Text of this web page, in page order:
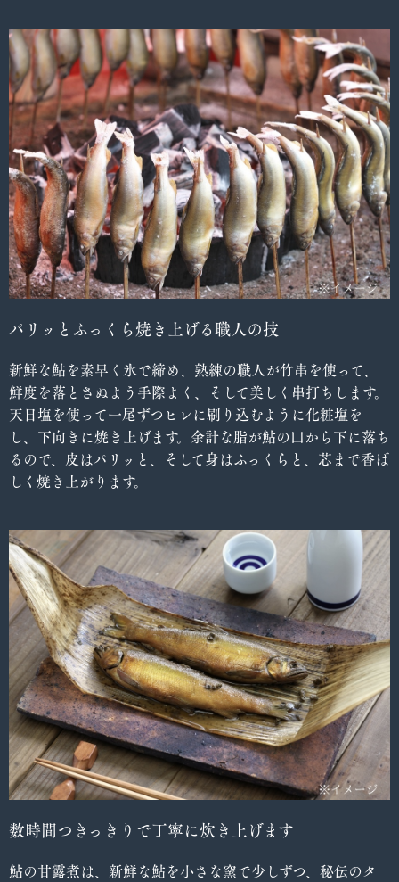
パリッとふっくら焼き上げる職人の技
新鮮な鮎を素早く氷で締め、熟練の職人が竹串を使って、
鮮度を落とさぬよう手際よく、そして美しく串打ちします。
天日塩を使って一尾ずつヒレに刷り込むように化粧塩を
し、下向きに焼き上げます。余計な脂が鮎の口から下に落ち
るので、皮はパリッと、そして身はふっくらと、芯まで香ば
しく焼き上がります。
数時間つきっきりで丁寧に炊き上げます
鮎の甘露煮は、新鮮な鮎を小さな窯で少しずつ、秘伝のタ